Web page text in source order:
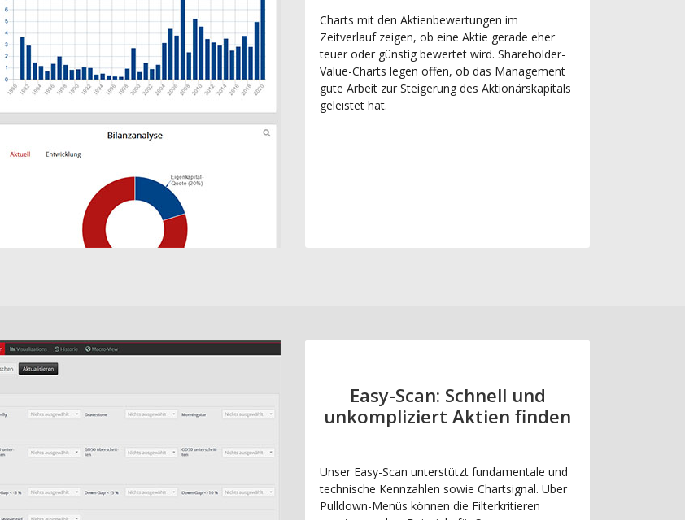
Charts mit den Aktienbewertungen im
Zeitverlauf zeigen, ob eine Aktie gerade eher
teuer oder günstig bewertet wird. Shareholder-
Value-Charts legen offen, ob das Management
gute Arbeit zur Steigerung des Aktionärskapitals
geleistet hat.
Easy-Scan: Schnell und
unkompliziert Aktien finden
Unser Easy-Scan unterstützt fundamentale und
technische Kennzahlen sowie Chartsignal. Über
Pulldown-Menüs können die Filterkritieren